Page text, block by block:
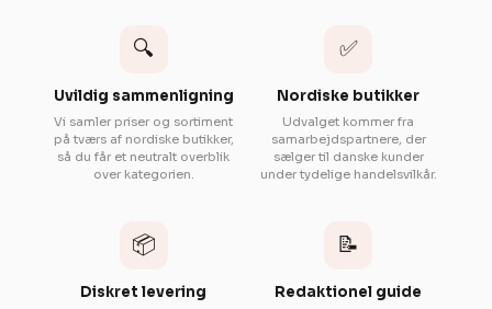
🔍
Uvildig sammenligning
Vi samler priser og sortiment
på tværs af nordiske butikker,
så du får et neutralt overblik
over kategorien.
✅
Nordiske butikker
Udvalget kommer fra
samarbejdspartnere, der
sælger til danske kunder
under tydelige handelsvilkår.
📦
Diskret levering
📝
Redaktionel guide